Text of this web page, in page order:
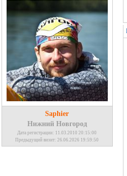
Saphier
Нижний Новгород
Дата регистрации: 11.03.2010 20:15:00
Предыдущий визит: 26.06.2026 19:59:50